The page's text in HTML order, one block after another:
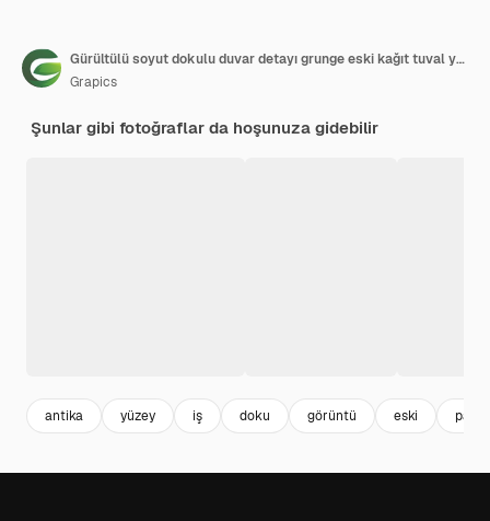
Gürültülü soyut dokulu duvar detayı grunge eski kağıt tuval yüksek detay
Grapics
Şunlar gibi fotoğraflar da hoşunuza gidebilir
antika yüzey iş doku görüntü eski